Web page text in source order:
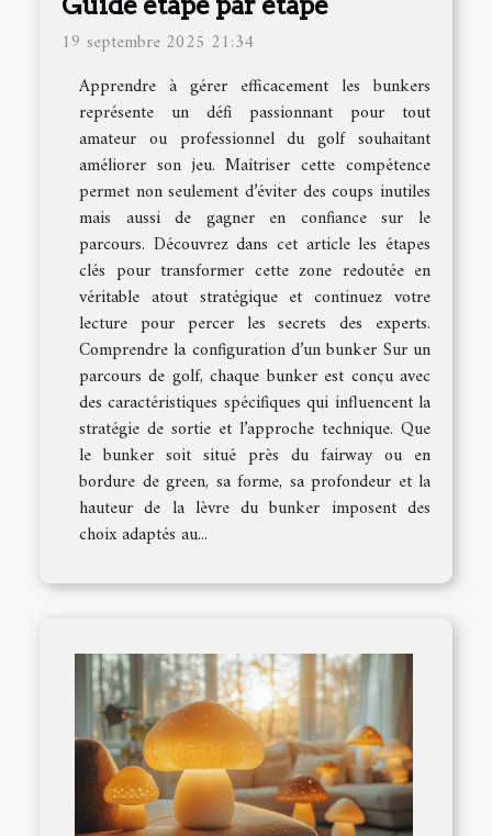
19 septembre 2025 21:34
Apprendre à gérer efficacement les bunkers
représente un défi passionnant pour tout
amateur ou professionnel du golf souhaitant
améliorer son jeu. Maîtriser cette compétence
permet non seulement d’éviter des coups inutiles
mais aussi de gagner en confiance sur le
parcours. Découvrez dans cet article les étapes
clés pour transformer cette zone redoutée en
véritable atout stratégique et continuez votre
lecture pour percer les secrets des experts.
Comprendre la configuration d’un bunker Sur un
parcours de golf, chaque bunker est conçu avec
des caractéristiques spécifiques qui influencent la
stratégie de sortie et l’approche technique. Que
le bunker soit situé près du fairway ou en
bordure de green, sa forme, sa profondeur et la
hauteur de la lèvre du bunker imposent des
choix adaptés au...